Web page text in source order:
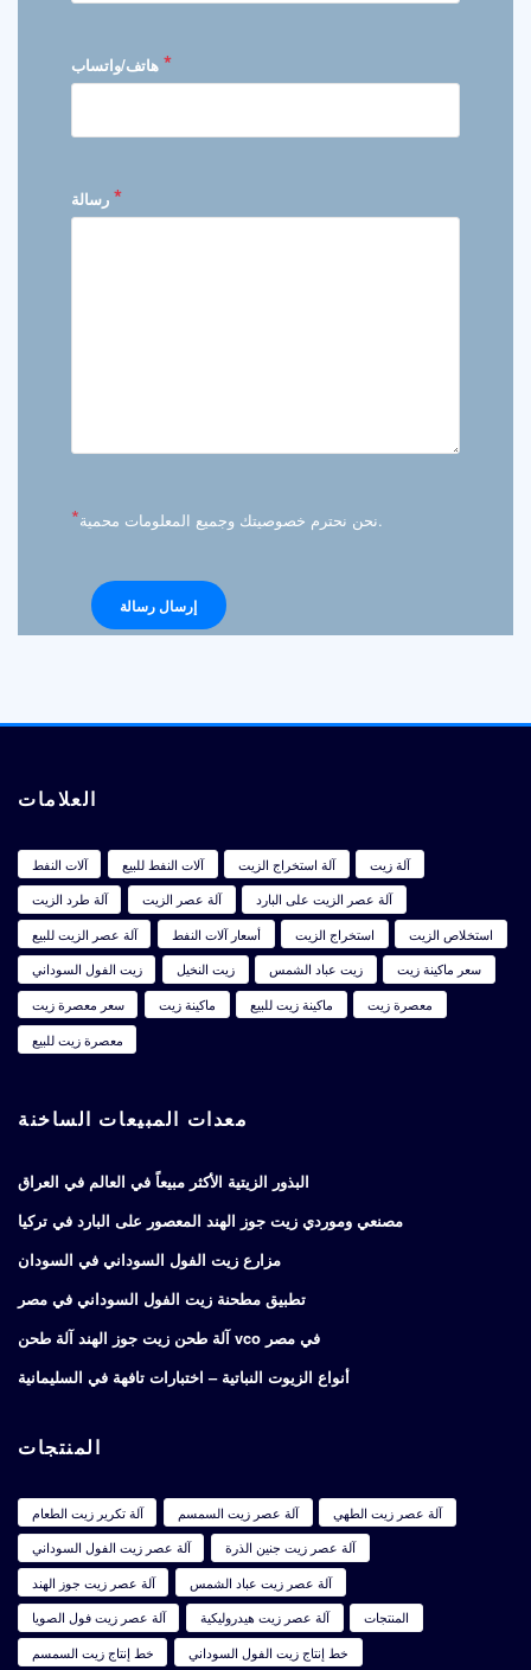
*
*
* نحن نحترم خصوصيتك وجميع المعلومات محمية.
العلامات
آلات النفط آلات النفط للبيع آلة استخراج الزيت
آلة زيت
آلة طرد الزيت
آلة عصر الزيت
آلة عصر الزيت على البارد
آلة عصر الزيت للبيع
أسعار آلات النفط استخراج الزيت
استخلاص الزيت
زيت الفول السوداني
زيت النخيل زيت عباد الشمس
سعر ماكينة زيت
سعر معصرة زيت
ماكينة زيت ماكينة زيت للبيع
معصرة زيت
معصرة زيت للبيع
معدات المبيعات الساخنة
البذور الزيتية الأكثر مبيعاً في العالم في العراق
مصنعي وموردي زيت جوز الهند المعصور على البارد في تركيا
مزارع زيت الفول السوداني في السودان
تطبيق مطحنة زيت الفول السوداني في مصر
آلة طحن زيت جوز الهند آلة طحن vco في مصر
أنواع الزيوت النباتية – اختبارات تافهة في السليمانية
المنتجات
آلة تكرير زيت الطعام آلة عصر زيت السمسم
آلة عصر زيت الطهي
آلة عصر زيت الفول السوداني
آلة عصر زيت جنين الذرة
آلة عصر زيت جوز الهند
آلة عصر زيت عباد الشمس
آلة عصر زيت فول الصويا
آلة عصر زيت هيدروليكية
المنتجات
خط إنتاج زيت السمسم
خط إنتاج زيت الفول السوداني